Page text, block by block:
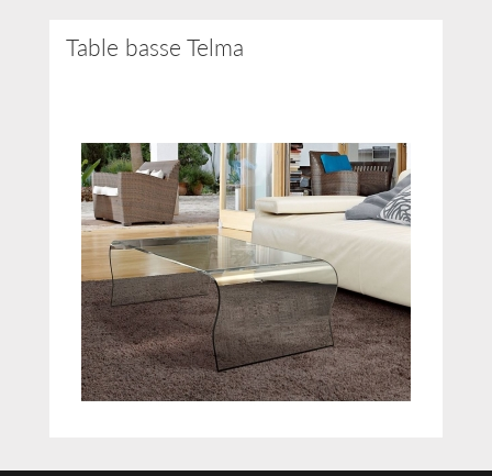
Table basse Telma